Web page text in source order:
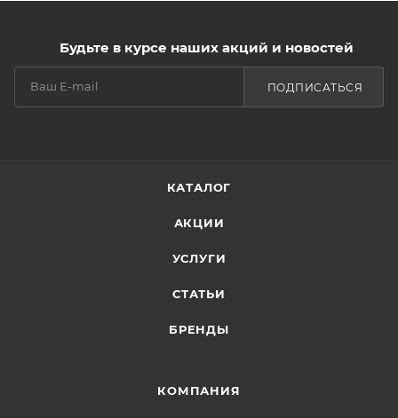
Будьте в курсе наших акций и новостей
ПОДПИСАТЬСЯ
КАТАЛОГ
АКЦИИ
УСЛУГИ
СТАТЬИ
БРЕНДЫ
КОМПАНИЯ